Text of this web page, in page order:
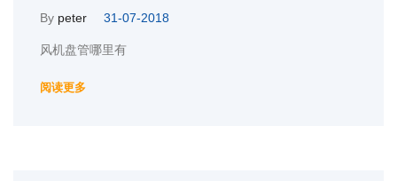
By peter 31-07-2018
风机盘管哪里有
阅读更多